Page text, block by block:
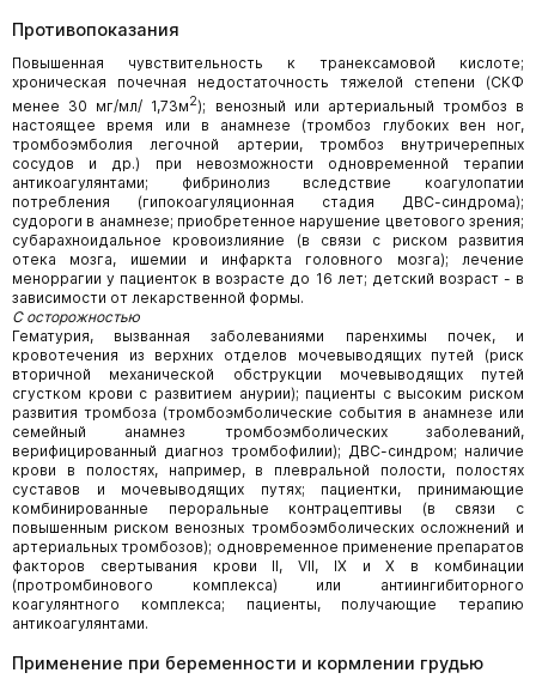
Противопоказания
Повышенная чувствительность к транексамовой кислоте;
хроническая почечная недостаточность тяжелой степени (СКФ
менее 30 мг/мл/ 1,73м2); венозный или артериальный тромбоз в
настоящее время или в анамнезе (тромбоз глубоких вен ног,
тромбоэмболия легочной артерии, тромбоз внутричерепных
сосудов и др.) при невозможности одновременной терапии
антикоагулянтами; фибринолиз вследствие коагулопатии
потребления (гипокоагуляционная стадия ДВС-синдрома);
судороги в анамнезе; приобретенное нарушение цветового зрения;
субарахноидальное кровоизлияние (в связи с риском развития
отека мозга, ишемии и инфаркта головного мозга); лечение
меноррагии у пациенток в возрасте до 16 лет; детский возраст - в
зависимости от лекарственной формы.
С осторожностью
Гематурия, вызванная заболеваниями паренхимы почек, и
кровотечения из верхних отделов мочевыводящих путей (риск
вторичной механической обструкции мочевыводящих путей
сгустком крови с развитием анурии); пациенты с высоким риском
развития тромбоза (тромбоэмболические события в анамнезе или
семейный анамнез тромбоэмболических заболеваний,
верифицированный диагноз тромбофилии); ДВС-синдром; наличие
крови в полостях, например, в плевральной полости, полостях
суставов и мочевыводящих путях; пациентки, принимающие
комбинированные пероральные контрацептивы (в связи с
повышенным риском венозных тромбоэмболических осложнений и
артериальных тромбозов); одновременное применение препаратов
факторов свертывания крови II, VII, IX и X в комбинации
(протромбинового комплекса) или антиингибиторного
коагулянтного комплекса; пациенты, получающие терапию
антикоагулянтами.
Применение при беременности и кормлении грудью